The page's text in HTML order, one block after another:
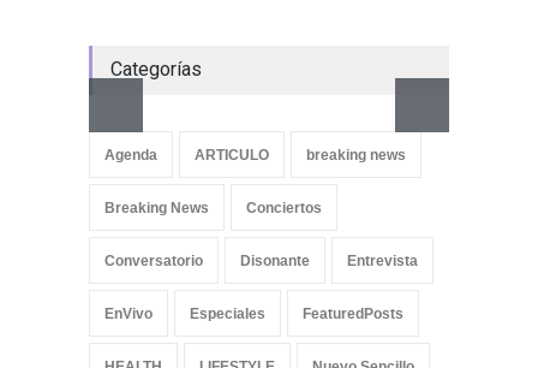
Categorías
Agenda ARTICULO breaking news
Breaking News Conciertos
Conversatorio Disonante Entrevista
EnVivo Especiales FeaturedPosts